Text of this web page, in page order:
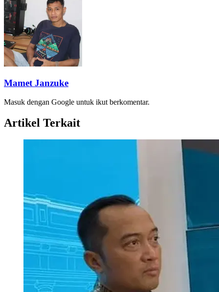
Mamet Janzuke
Masuk dengan Google untuk ikut berkomentar.
Artikel Terkait